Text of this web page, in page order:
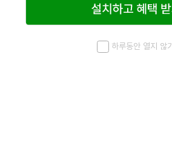
하루동안 열지 않기